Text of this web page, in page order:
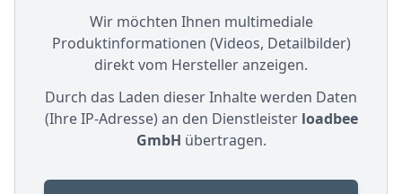
Wir möchten Ihnen multimediale
Produktinformationen (Videos, Detailbilder)
direkt vom Hersteller anzeigen.
Durch das Laden dieser Inhalte werden Daten
(Ihre IP-Adresse) an den Dienstleister loadbee
GmbH übertragen.